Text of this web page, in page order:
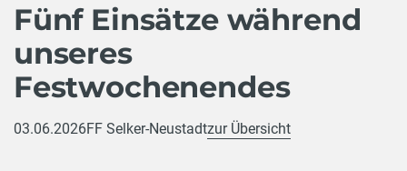
Fünf Einsätze während
unseres
Festwochenendes
03.06.2026FF Selker-Neustadtzur Übersicht